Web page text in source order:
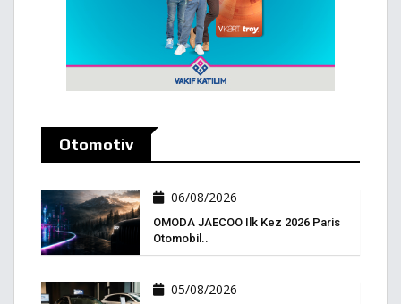
Otomotiv
06/08/2026
OMODA JAECOO Ilk Kez 2026 Paris
Otomobil..
05/08/2026